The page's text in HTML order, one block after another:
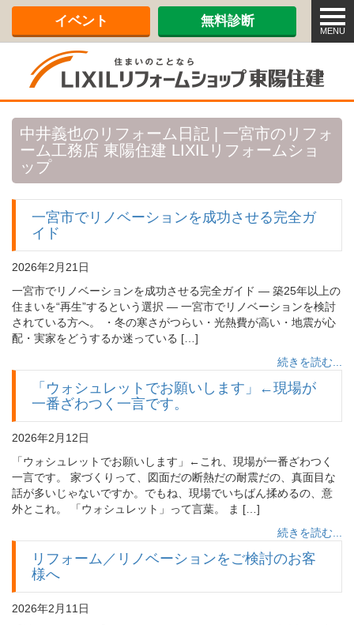
メ
ニ
ュ
MENU
イベント 無料診断
中井義也のリフォーム日記 | 一宮市のリフォ
ーム工務店 東陽住建 LIXILリフォームショ
ップ
一宮市でリノベーションを成功させる完全ガ
イド
2026年2月21日
一宮市でリノベーションを成功させる完全ガイド ― 築25年以上の
住まいを“再生”するという選択 ― 一宮市でリノベーションを検討
されている方へ。 ・冬の寒さがつらい・光熱費が高い・地震が心
配・実家をどうするか迷っている […]
続きを読む...
「ウォシュレットでお願いします」←現場が
一番ざわつく一言です。
2026年2月12日
「ウォシュレットでお願いします」←これ、現場が一番ざわつく
一言です。 家づくりって、図面だの断熱だの耐震だの、真面目な
話が多いじゃないですか。でもね、現場でいちばん揉めるの、意
外とこれ。 「ウォシュレット」って言葉。 ま […]
続きを読む...
リフォーム／リノベーションをご検討のお客
様へ
2026年2月11日